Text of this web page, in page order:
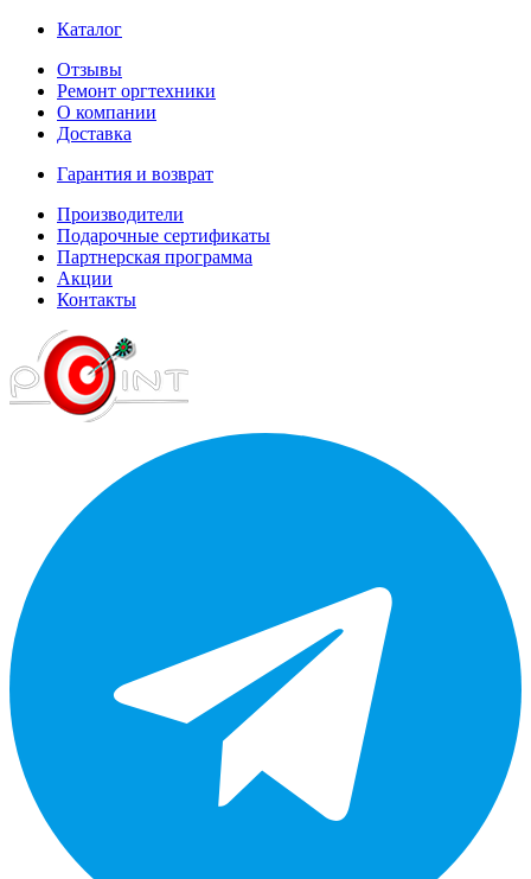
Каталог
Отзывы
Ремонт оргтехники
О компании
Доставка
Гарантия и возврат
Производители
Подарочные сертификаты
Партнерская программа
Акции
Контакты